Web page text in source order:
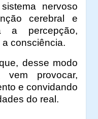
nervoso
cerebral e
a percepção,
consciência.
desse modo
vem provocar,
e convidando
do real.